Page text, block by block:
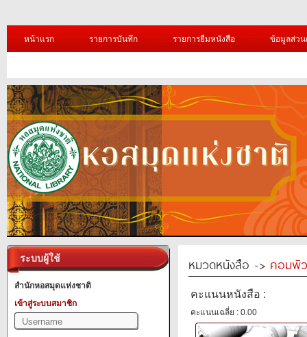
หน้าแรก รายการบันทึก รายการยืมหนังสือ ข้อมูลส่ว
ระบบผู้ใช้
สำนักหอสมุดแห่งชาติ
เข้าสู่ระบบสมาชิก
หมวดหนังสือ -> คอมพิ
คะแนนหนังสือ :
คะแนนเฉลี่ย : 0.00